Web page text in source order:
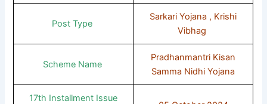
Post Type
Sarkari Yojana , Krishi
Vibhag
Scheme Name
Pradhanmantri Kisan
Samma Nidhi Yojana
17th Installment Issue